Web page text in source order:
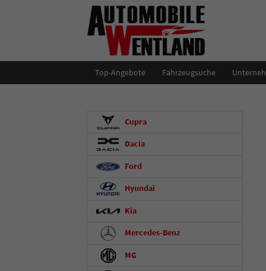
Top-Angebote Fahrzeugsuche
Cupra
Dacia
Ford
Hyundai
Kia
Mercedes-Benz
MG